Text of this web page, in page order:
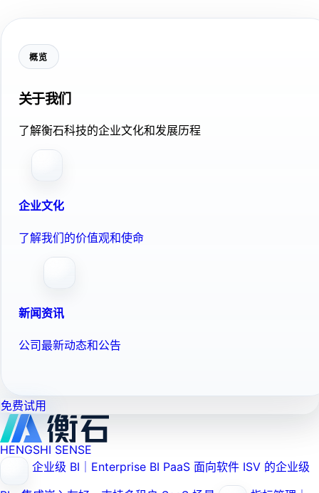
概览
关于我们
了解衡石科技的企业文化和发展历程
企业文化
了解我们的价值观和使命
新闻资讯
公司最新动态和公告
免费试用
HENGSHI SENSE
企业级 BI｜Enterprise BI PaaS 面向软件 ISV 的企业级